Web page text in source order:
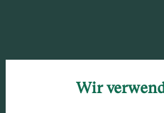
Wir